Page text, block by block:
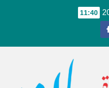
11:40